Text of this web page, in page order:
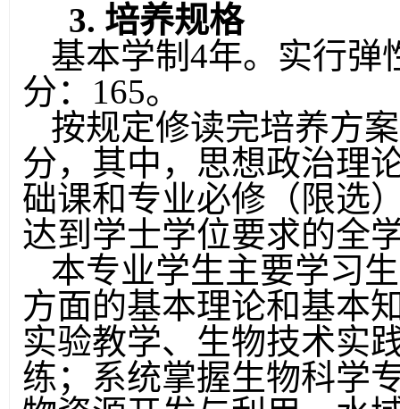
3. 培养规格
基本学制 4年。实行弹
分： 165。
按规定修读完培养方
分，其中，思想政治理
础课和专业必修（限选
达到学士学位要求的全
本专业学生主要学习
方面的基本理论和基本
实验教学、生物技术实
练；系统掌握生物科学